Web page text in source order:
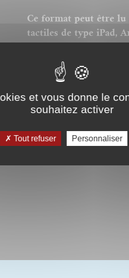
Ce format peut être
tactiles de type iPad,
et vous donne le
souhaitez activer
Tout refuser Personnaliser